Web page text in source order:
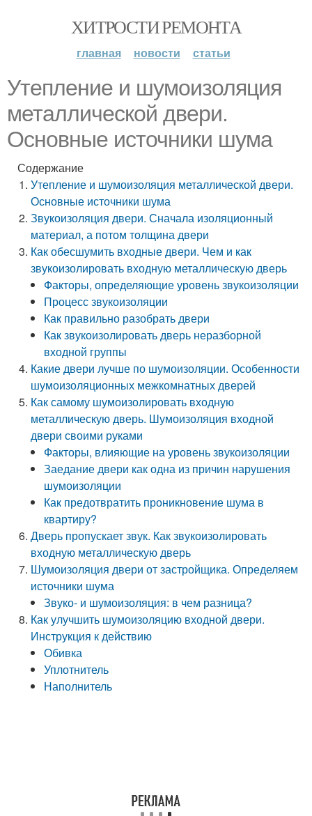
ХИТРОСТИ РЕМОНТА
главная новости статьи
Утепление и шумоизоляция
металлической двери.
Основные источники шума
Содержание
Утепление и шумоизоляция металлической двери.
Основные источники шума
Звукоизоляция двери. Сначала изоляционный
материал, а потом толщина двери
Как обесшумить входные двери. Чем и как
звукоизолировать входную металлическую дверь
Факторы, определяющие уровень звукоизоляции
Процесс звукоизоляции
Как правильно разобрать двери
Как звукоизолировать дверь неразборной
входной группы
Какие двери лучше по шумоизоляции. Особенности
шумоизоляционных межкомнатных дверей
Как самому шумоизолировать входную
металлическую дверь. Шумоизоляция входной
двери своими руками
Факторы, влияющие на уровень звукоизоляции
Заедание двери как одна из причин нарушения
шумоизоляции
Как предотвратить проникновение шума в
квартиру?
Дверь пропускает звук. Как звукоизолировать
входную металлическую дверь
Шумоизоляция двери от застройщика. Определяем
источники шума
Звуко- и шумоизоляция: в чем разница?
Как улучшить шумоизоляцию входной двери.
Инструкция к действию
Обивка
Уплотнитель
Наполнитель